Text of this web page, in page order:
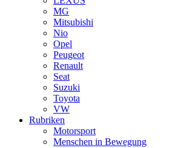
MG
Mitsubishi
Nio
Opel
Peugeot
Renault
Seat
Suzuki
Toyota
VW
Rubriken
Motorsport
Menschen in Bewegung